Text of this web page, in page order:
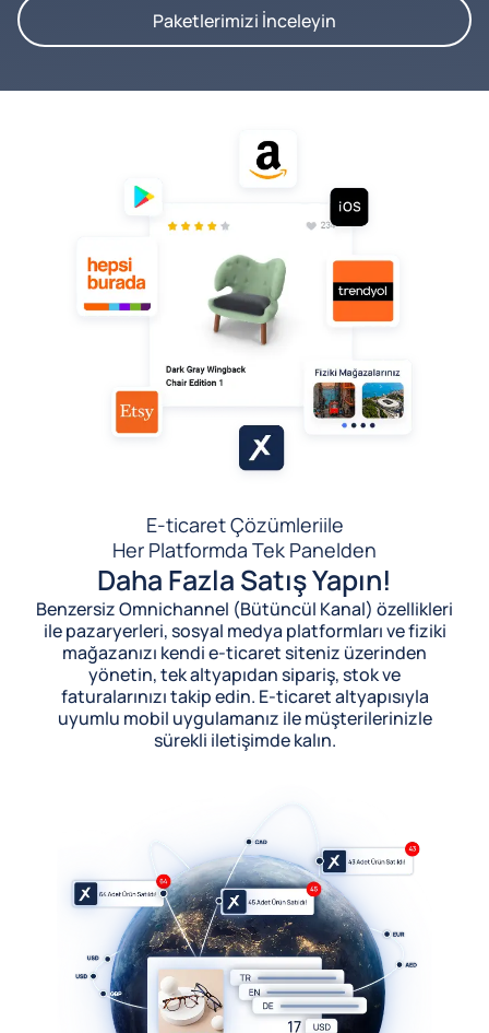
Paketlerimizi İnceleyin
E-ticaret Çözümleriile
Her Platformda Tek Panelden
Daha Fazla Satış Yapın!
Benzersiz Omnichannel (Bütüncül Kanal) özellikleri
ile pazaryerleri, sosyal medya platformları ve fiziki
mağazanızı kendi e-ticaret siteniz üzerinden
yönetin, tek altyapıdan sipariş, stok ve
faturalarınızı takip edin. E-ticaret altyapısıyla
uyumlu mobil uygulamanız ile müşterilerinizle
sürekli iletişimde kalın.